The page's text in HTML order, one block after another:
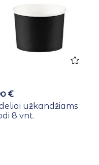
€
užkandžiams
8 vnt.